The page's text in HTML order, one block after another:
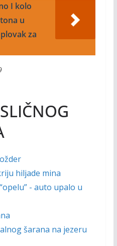
I kolo
u
za
hiljade mina
- auto upalo u
šarana na jezeru